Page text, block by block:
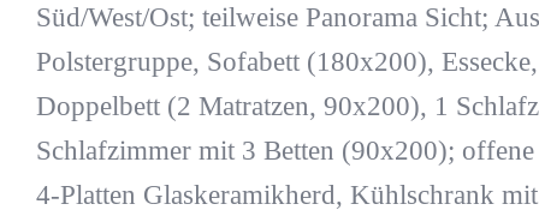
Süd/West/Ost; teilweise Panorama Sicht;
Polstergruppe, Sofabett (180x200),
Doppelbett (2 Matratzen, 90x200), 1
Schlafzimmer mit 3 Betten (90x200);
4-Platten Glaskeramikherd, Kühlschrank